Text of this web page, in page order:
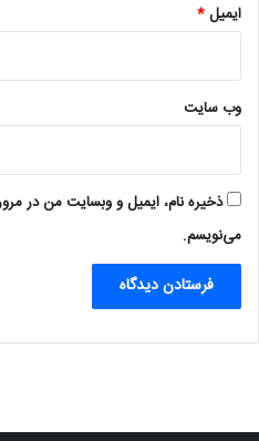
ایمیل*
وب‌ سایت
ذخیره نام، ایمیل و وبسایت من در
می‌نویسم.